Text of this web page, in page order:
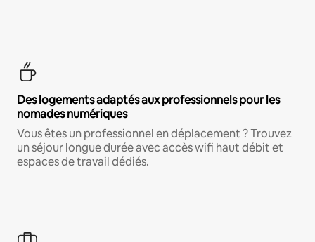
Des logements adaptés aux professionnels pour les
nomades numériques
Vous êtes un professionnel en déplacement ? Trouvez
un séjour longue durée avec accès wifi haut débit et
espaces de travail dédiés.